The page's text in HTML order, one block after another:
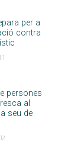
per a
contra
persones
al
seu de